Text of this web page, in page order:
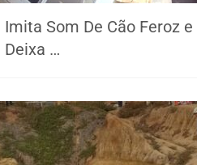
Imita Som De Cão Feroz e
Deixa …